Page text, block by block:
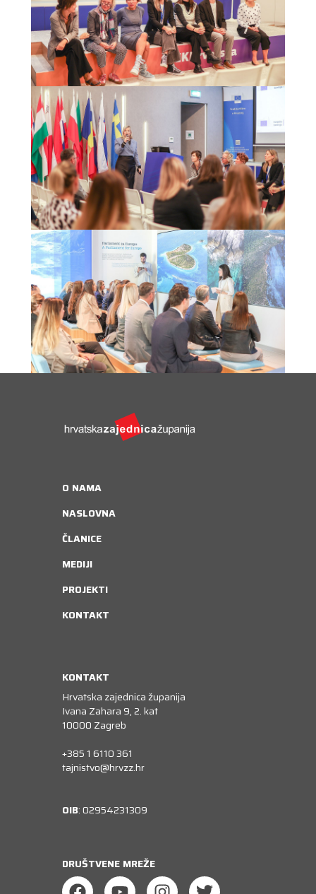
O NAMA
NASLOVNA
ČLANICE
MEDIJI
PROJEKTI
KONTAKT
KONTAKT
Hrvatska zajednica županija
Ivana Zahara 9, 2. kat
10000 Zagreb
+385 1 6110 361
tajnistvo@hrvzz.hr
OIB: 02954231309
DRUŠTVENE MREŽE